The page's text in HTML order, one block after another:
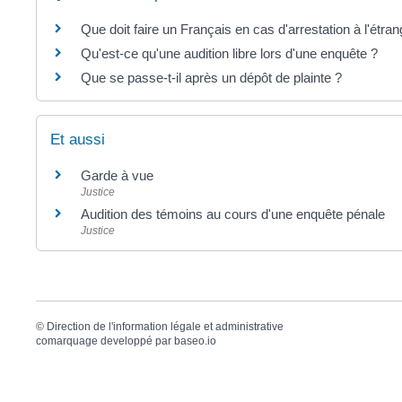
Que doit faire un Français en cas d'arrestation à
Qu'est-ce qu'une audition libre lors d'une enquête ?
Que se passe-t-il après un dépôt de plainte ?
Et aussi
Garde à vue
Justice
Audition des témoins au cours d'une enquête pénale
Justice
© Direction de l'information légale et administrative
comarquage developpé par baseo.io